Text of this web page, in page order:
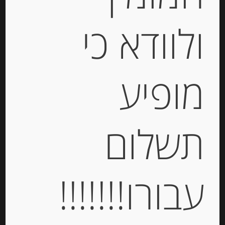
קרם ערמונים עם וניל Agrimontana
הוספה לסל
ולוודא כי
מופיע
תשלום
עבורו!!!!!!!